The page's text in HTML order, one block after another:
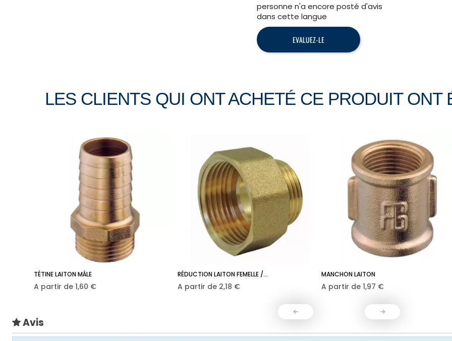
personne n'a encore posté d'avis
dans cette langue
EVALUEZ-LE
LES CLIENTS QUI ONT ACHETÉ CE PRODUIT ONT
TÉTINE LAITON MÂLE
A partir dePrix
1,60 €
RÉDUCTION LAITON FEMELLE /...
A partir de Prix
2,18 €
MANCHON LAITON
A partir dePrix
1,97 €
Avis